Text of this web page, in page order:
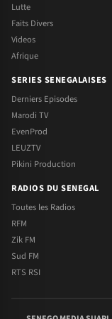
Lutte
Faits Divers
Videos
Afrique
SERIES SENEGALAISES
Derniers Episodes
Marodi TV
EvenProd
LEUZTV
Pikini Production
RADIOS DU SENEGAL
Toutes les Radios
RFM
Zik FM
Sud FM
RTS RSI